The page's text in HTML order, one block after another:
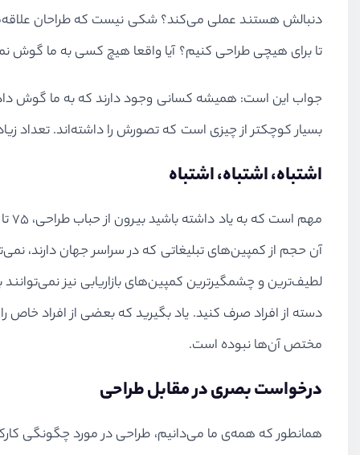
دنبالش هستند عملی می‌کند؟ شکی نیست که طراحان
تا برای هیچی طراحی کنیم؟ آیا واقعا هیچ کسی به ما گوش
جواب این است: همیشه کسانی وجود دارند که به ما گوش
بسیار کوچکتر از چیزی است که تصورش را داشته‌اند. تعداد
اشتباه، اشتباه، اشتباه
لطیف‌ترین و چشمگیرترین کمپین‌های بازاریابی نیز
دسته از افراد صرف کنید. یاد بگیرید که بعضی از افراد
مختص آن‌ها نبوده است.
درخواست بصری در مقابل طراحی
همانطور که همه‌ی ما می‌دانیم، طراحی در مورد چگونگی